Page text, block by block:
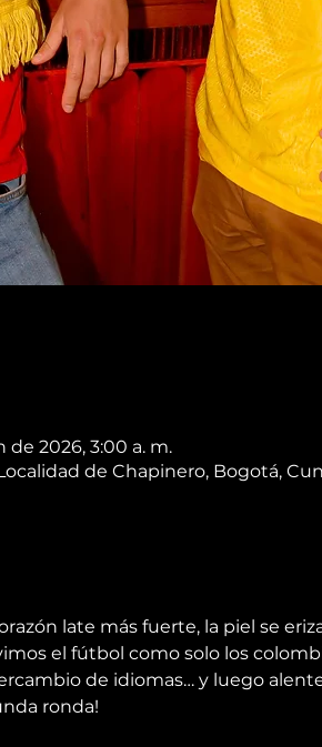
de 2026, 3:00 a. m.
de Chapinero, Bogotá,
late más fuerte, la piel se
el fútbol como solo los
de idiomas… y luego
ronda!